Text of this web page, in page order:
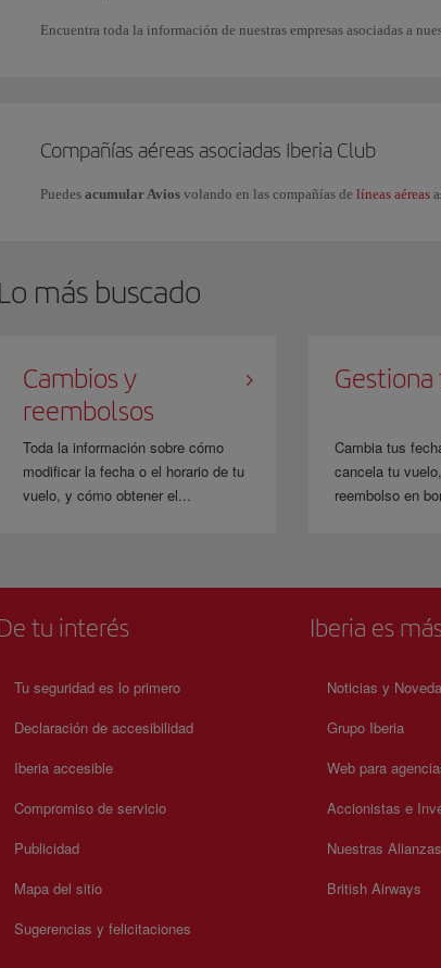
Encuentra toda la información de nuestras empresas asociadas a
Compañías aéreas asociadas Iberia Club
Puedes acumular Avios volando en las compañías de líneas aéreas
Lo más buscado
Cambios y
reembolsos
Toda la información sobre cómo
modificar la fecha o el horario de tu
vuelo, y cómo obtener el...
Cambia tus
cancela tu
reembolso en
tu interés
Tu seguridad es lo primero
Declaración de accesibilidad
Iberia accesible
Compromiso de servicio
Publicidad
Mapa del sitio
Sugerencias y felicitaciones
Iberia es
Noticias y
Grupo Iberia
Web para
Accionistas e
Nuestras Alianzas
British Airways